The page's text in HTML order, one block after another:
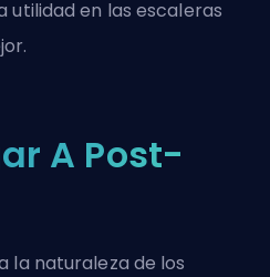
utilidad en las escaleras
A Post-
la naturaleza de los